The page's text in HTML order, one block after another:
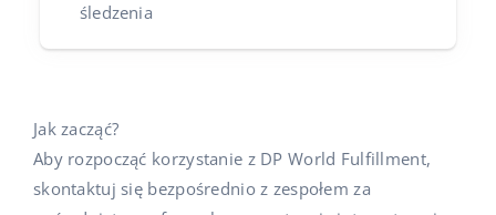
śledzenia
Jak zacząć?
Aby rozpocząć korzystanie z DP World Fulfillment,
skontaktuj się bezpośrednio z zespołem za